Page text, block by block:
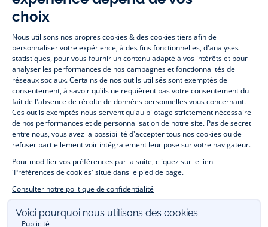
Jacadi
Jacadi
Jacadi
Jacadi Paris vous propose sur sa boutique en ligne une grande variété de
vêtements et chaussures , à la fois élégants et intemporels. Retrouvez,
entre autres, nos collections de body, blouse et combinaison pour les
nouveaux-nés , de t-shirt, pull et short pour les bébés et de pantalons,
chaussettes et accessoires pour les enfants de 1 mois à 12 ans.
Découvrez nos collections mode et tendance pour filles et garçons.
Profitez aussi de nos collections spéciales fête de fin d’année et trouvez
des idées cadeaux de Noël . Un heureux événement est arrivé ?
Retrouvez nos idées cadeaux de naissance . Bénéficiez également de
notre collection Outlet toute l’année. Guettez les
promotions Prix Doux
, une opération spéciale Jacadi avec des
vêtements enfant à prix tout ronds. Adhérez au programme de Fidélité
ventes privées
. Retrouvez la collection
Les Essentiels et ses vêtements emblématiques aux couleurs de la
une collection de manteaux bébé et enfant et de chaussures d'hiver